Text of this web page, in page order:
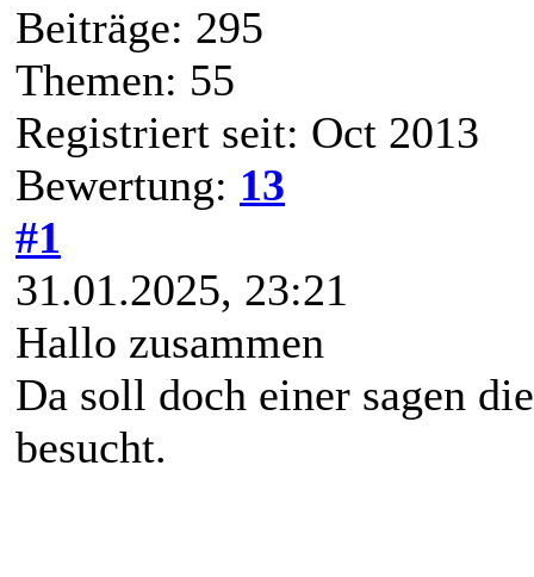
Beiträge: 295
Themen: 55
Registriert seit: Oct 2013
Bewertung: 13
#1
31.01.2025, 23:21
Hallo zusammen
Da soll doch einer sagen
besucht.